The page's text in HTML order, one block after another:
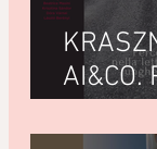
AI&CO.